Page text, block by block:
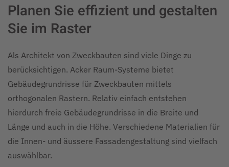
Planen Sie effizient und gestalten
Sie im Raster
Als Architekt von Zweckbauten sind viele Dinge zu
berücksichtigen. Acker Raum-Systeme bietet
Gebäudegrundrisse für Zweckbauten mittels
orthogonalen Rastern. Relativ einfach entstehen
hierdurch freie Gebäudegrundrisse in die Breite und
Länge und auch in die Höhe. Verschiedene Materialien für
die Innen- und äussere Fassadengestaltung sind vielfach
auswählbar.